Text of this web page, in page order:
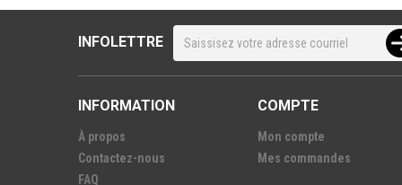
INFOLETTRE
INFORMATION
À propos
Contactez-nous
FAQ
COMPTE
Mon compte
Mes commandes